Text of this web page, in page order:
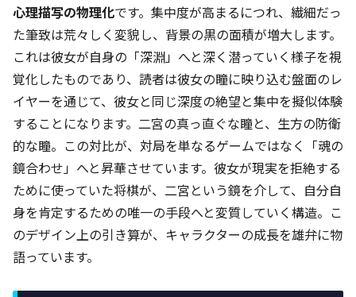
心理描写の物理化です。集中度が高まるにつれ、繊細だっ
た筆致は荒々しく変貌し、背景の黒の面積が増大します。
これは彼女が自身の「深淵」へと深く潜っていく様子を視
覚化したものであり、読者は彼女の瞳に映り込む盤面のレ
イヤーを通じて、彼女と同じ深度の絶望と集中を擬似体験
することになります。二宮の真っ直ぐな瞳と、生方の防衛
的な瞳。この対比が、対局を単なるゲームではなく「魂の
鏡合わせ」へと昇華させています。彼女が現実を拒絶する
ために使っていた将棋が、二宮という鏡を介して、自分自
身を肯定するための唯一の手段へと変質していく構造。こ
のデザイン上の引き算が、キャラクターの成長を雄弁に物
語っています。